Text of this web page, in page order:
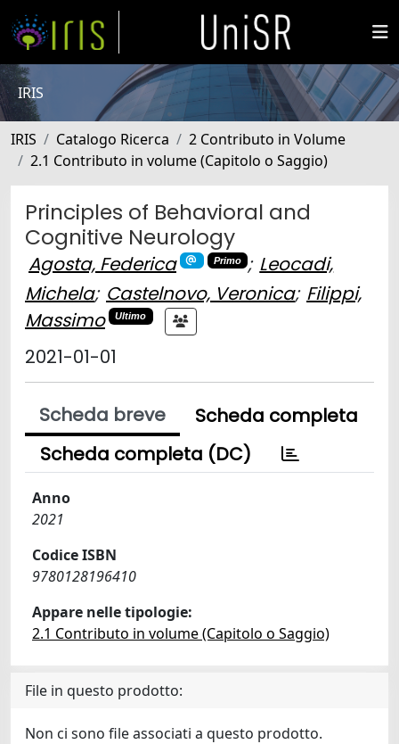
IRIS
IRIS Catalogo Ricerca
2 Contributo in Volume
2.1 Contributo in volume (Capitolo o Saggio)
Principles of Behavioral and
Cognitive Neurology
Agosta, Federica Primo ; Leocadi,
Michela; Castelnovo, Veronica; Filippi,
Massimo
Ultimo
2021-01-01
Scheda breve
Scheda completa
Scheda completa (DC)
Anno
2021
Codice ISBN
9780128196410
Appare nelle tipologie:
2.1 Contributo in volume (Capitolo o Saggio)
File in questo prodotto:
Non ci sono file associati a questo prodotto.